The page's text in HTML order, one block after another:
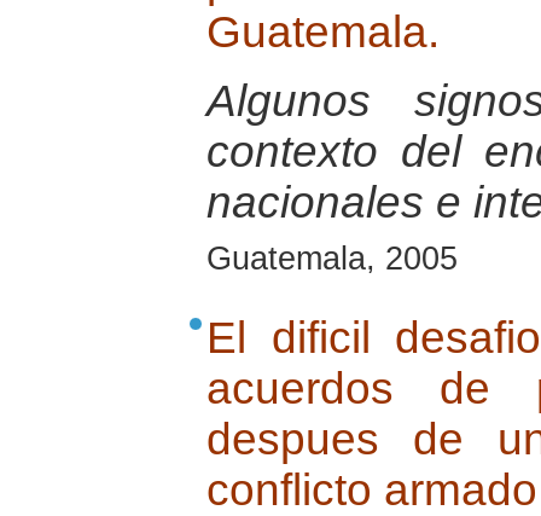
Guatemala.
Algunos
contexto del
nacionales e
Guatemala, 2005
El dificil
acuerdos de
despues de
conflicto armado